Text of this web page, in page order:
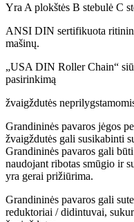
Yra A plokštės B stebulė C
ANSI DIN sertifikuota
mašinų.
„USA DIN Roller Chain“
pasirinkimą
žvaigždutės
Grandininės pavaros jėgos
žvaigždutės gali susikabinti
Grandininės pavaros gali
naudojant ribotas smūgio ir
yra gerai prižiūrima.
Grandininės pavaros gali
reduktoriai / didintuvai,